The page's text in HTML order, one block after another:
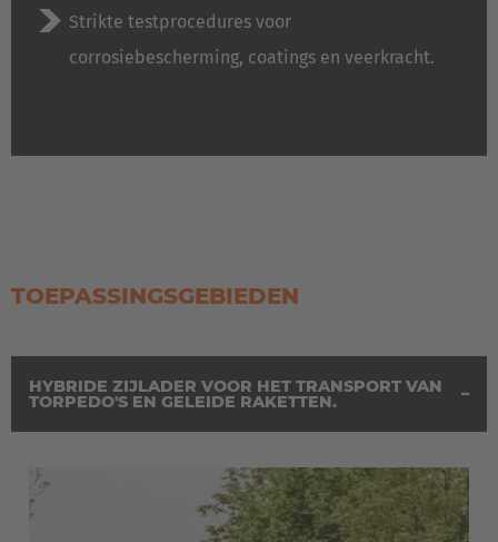
EUROPE
Strikte testprocedures voor
corrosiebescherming, coatings en veerkracht.
TOEPASSINGSGEBIEDEN
HYBRIDE ZIJLADER VOOR HET TRANSPORT VAN
TORPEDO'S EN GELEIDE RAKETTEN.